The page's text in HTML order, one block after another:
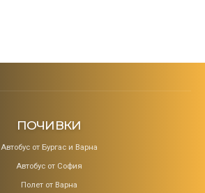
ПОЧИВКИ
Aвтобус от Бургас и Варна
Автобус от София
Полет от Варна